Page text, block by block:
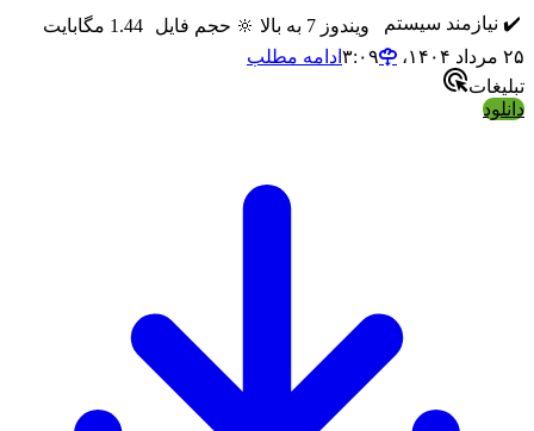
✔️ نیازمند سیستم
ویندوز 7 به بالا 🔆 حجم فایل
1.44 مگابایت
۲۵ مرداد ۱۴۰۴،‏ ۳:۰۹
ادامه مطلب
تبلیغات
دانلود